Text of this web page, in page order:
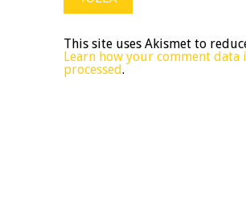
This site uses Akismet to
Learn how your comment data
processed.